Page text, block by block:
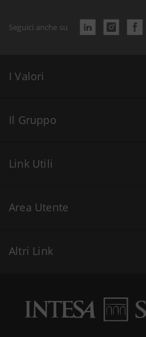
Seguici anche su
I Valori
Il Gruppo
Link Utili
Area Utente
Altri Link